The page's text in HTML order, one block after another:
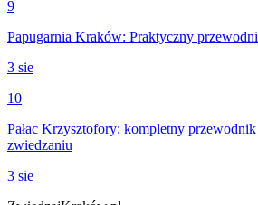
9
Papugarnia Kraków: Praktyczny
3 sie
10
Pałac Krzysztofory: kompletny
zwiedzaniu
3 sie